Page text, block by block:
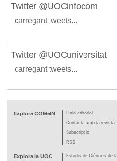
Twitter @UOCinfocom
carregant tweets...
Twitter @UOCuniversitat
carregant tweets...
Explora COMeIN
Línia editorial
Contacta amb la revista
Subscripció
RSS
Explora la UOC Estudis de Ciències de